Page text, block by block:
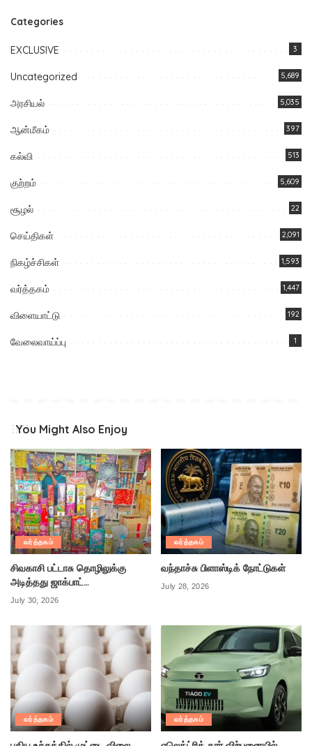
Categories
EXCLUSIVE 3
Uncategorized 5,689
அரசியல் 5,035
ஆன்மீகம் 397
கல்வி 513
குற்றம் 5,609
சூழல் 22
செய்திகள் 2,091
நிகழ்ச்சிகள் 1,593
வர்த்தகம் 1,447
விளையாட்டு 192
வேலைவாய்ப்பு 1
You Might Also Enjoy
வர்த்தகம்
சிவகாசி பட்டாசு தொழிலுக்கு
அடித்தது ஜாக்பாட்…
July 30, 2026
வர்த்தகம்
வந்தாச்சு பிளாஸ்டிக் நோட்டுகள்
July 28, 2026
வர்த்தகம் வர்த்தகம்